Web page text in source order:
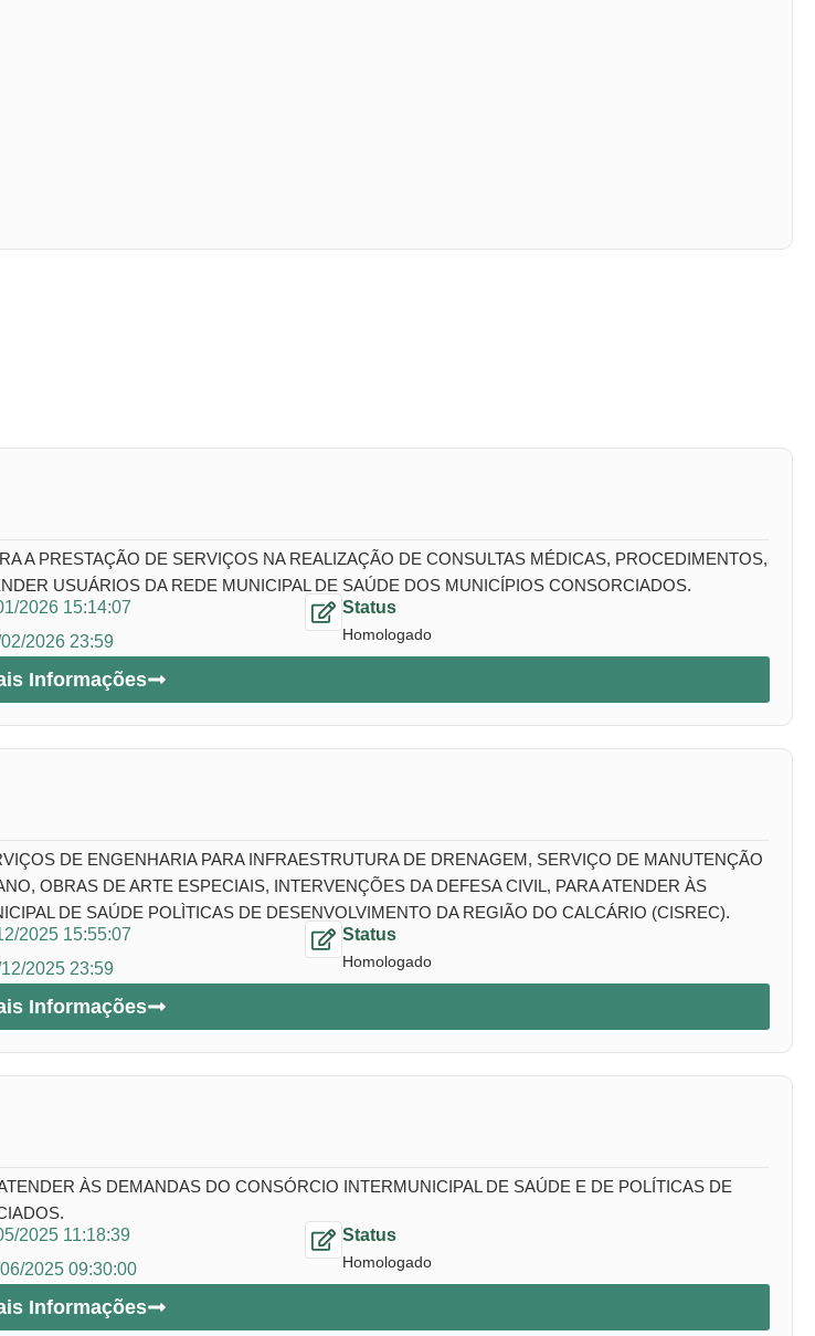
A PRESTAÇÃO DE SERVIÇOS NA REALIZAÇÃO DE CONSULTAS MÉDICAS, PROCEDIMENTOS,
USUÁRIOS DA REDE MUNICIPAL DE SAÚDE DOS MUNICÍPIOS CONSORCIADOS.
2026 15:14:07
2026 23:59
Status
Homologado
Informações
DE ENGENHARIA PARA INFRAESTRUTURA DE DRENAGEM, SERVIÇO DE MANUTENÇÃO
OBRAS DE ARTE ESPECIAIS, INTERVENÇÕES DA DEFESA CIVIL, PARA ATENDER ÀS
DE SAÚDE POLÌTICAS DE DESENVOLVIMENTO DA REGIÃO DO CALCÁRIO (CISREC).
2025 15:55:07
2025 23:59
Status
Homologado
Informações
ÀS DEMANDAS DO CONSÓRCIO INTERMUNICIPAL DE SAÚDE E DE POLÍTICAS DE
2025 11:18:39
2025 09:30:00
Status
Homologado
Informações